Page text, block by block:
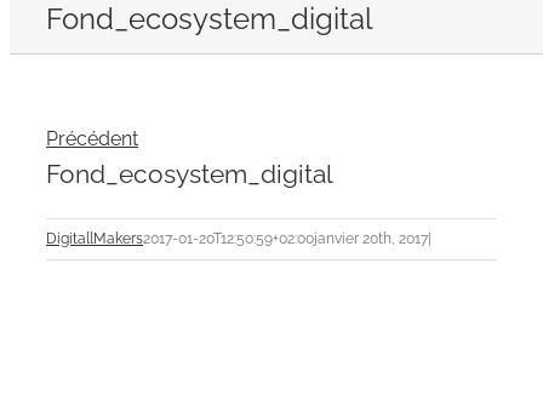
Fond_ecosystem_digital
Précédent
Fond_ecosystem_digital
DigitallMakers2017-01-20T12:50:59+02:00janvier 20th, 2017